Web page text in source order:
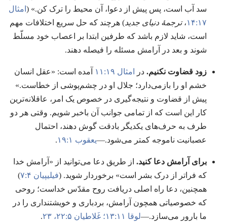
سد آب است،‏ پس پیش از دعوا،‏ آن محیط را ترک کن.‏» (‏ امثال
۱۷:‏۱۴
،‏ترجمهٔ دنیای جدید)‏ هرچند که حل سریع اختلافات مهم
است،‏ شاید لازم باشد که طرفین ابتدا بر اعصاب خود مسلّط
شوند و بعد در آرامش مسئله را فیصله دهند.‏
زود قضاوت نکنیم.‏ در امثال ۱۹:‏۱۱
آمده است:‏ «عقل انسان
خشم او را بازمی‌دارد؛‏ جلال او در چشم‌پوشی از خطاست.‏»
پیش از قضاوت و نتیجه‌گیری در خصوص یک امر،‏ عاقلانه‌ترین
کار این است که از تمامی جوانب آن باخبر شویم.‏ وقتی هر دو
طرف به حرف‌های یکدیگر بادقت گوش دهند،‏ احتمال
عصبانیت ناموجه کمتر می‌شود.‏—‏یعقوب ۱:‏۱۹ .‏
برای آرامش دعا کنید.‏ از طریق دعا می‌توانید از «آرامش خدا
که فراتر از درک بشر است» برخوردار شوید.‏ (‏فیلیپیان ۴:‏۷
)‏
همچنین،‏ دعا راه اصلی دریافت روح مقدّس خداست؛‏ روحی
که خصوصیاتی همچون آرامش،‏ بردباری و خویشتنداری را در
ما بارور می‌سازد.‏—‏لوقا ۱۱:‏۱۳؛‏ غَلاطیان ۵:‏۲۲،‏ ۲۳ .‏